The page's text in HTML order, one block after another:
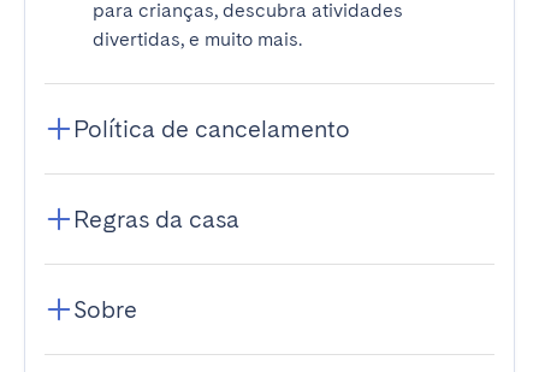
para crianças, descubra atividades
divertidas, e muito mais.
Política de cancelamento
Regras da casa
Sobre